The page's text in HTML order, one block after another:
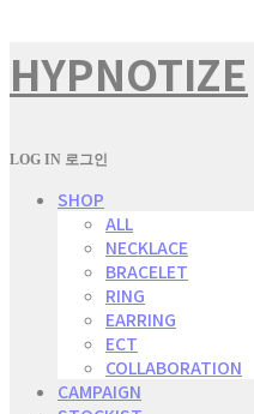
HYPNOTIZE
LOG IN 로그인
SHOP
ALL
NECKLACE
BRACELET
RING
EARRING
ECT
COLLABORATION
CAMPAIGN